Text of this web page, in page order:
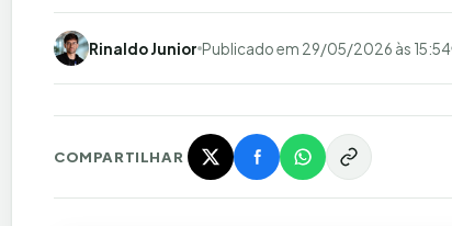
Rinaldo Junior Publicado em 29/05/2026 às 15:54
COMPARTILHAR